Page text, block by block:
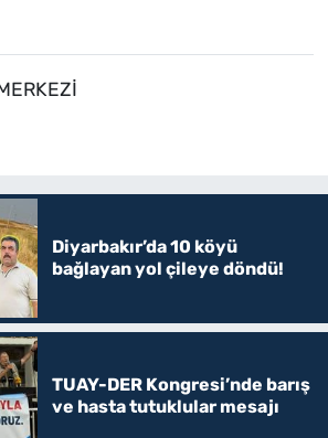
Diyarbakır’da 10 köyü
bağlayan yol çileye döndü!
TUAY-DER Kongresi’nde barış
ve hasta tutuklular mesajı